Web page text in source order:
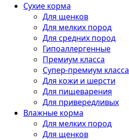
Сухие корма
Для щенков
Для мелких пород
Для средних пород
Гипоаллергенные
Премиум класса
Супер-премиум класса
Для кожи и шерсти
Для пищеварения
Для привередливых
Влажные корма
Для мелких пород
Для щенков